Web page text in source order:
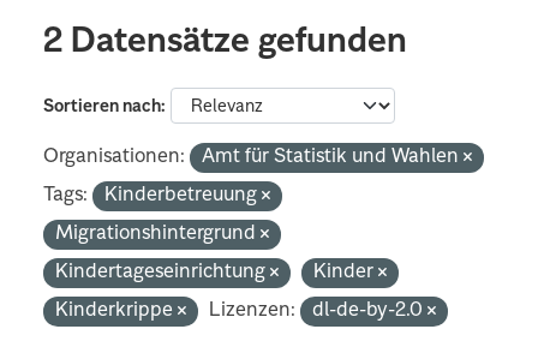
2 Datensätze gefunden
Sortieren nach
Organisationen:
Amt für Statistik und Wahlen
Tags:
Kinderbetreuung
Migrationshintergrund
Kindertageseinrichtung
Kinder
Kinderkrippe
Lizenzen: dl-de-by-2.0